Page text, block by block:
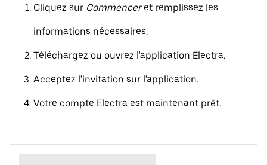
Cliquez sur Commenceret remplissez les
informations nécessaires.
Téléchargez ou ouvrez l'application Electra.
Acceptez l'invitation sur l'application.
Votre compte Electra est maintenant prêt.